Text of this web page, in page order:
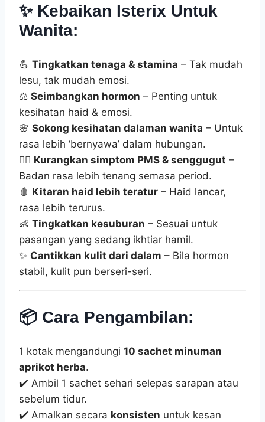
✨ Kebaikan Isterix Untuk
Wanita:
💪 Tingkatkan tenaga & stamina – Tak mudah
lesu, tak mudah emosi.
⚖️ Seimbangkan hormon – Penting untuk
kesihatan haid & emosi.
🌸 Sokong kesihatan dalaman wanita – Untuk
rasa lebih ‘bernyawa’ dalam hubungan.
💆‍♀️ Kurangkan simptom PMS & senggugut –
Badan rasa lebih tenang semasa period.
🩸 Kitaran haid lebih teratur – Haid lancar,
rasa lebih terurus.
👶 Tingkatkan kesuburan – Sesuai untuk
pasangan yang sedang ikhtiar hamil.
✨ Cantikkan kulit dari dalam – Bila hormon
stabil, kulit pun berseri-seri.
📦 Cara Pengambilan:
1 kotak mengandungi 10 sachet minuman
aprikot herba.
✔️ Ambil 1 sachet sehari selepas sarapan atau
sebelum tidur.
✔️ Amalkan secara konsisten untuk kesan